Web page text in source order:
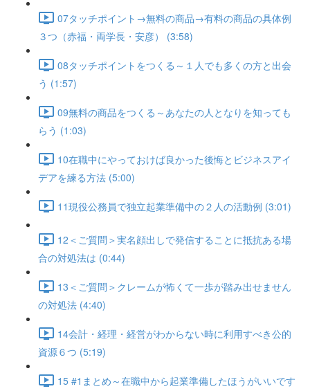
07タッチポイント→無料の商品→有料の商品の具体例
３つ（赤福・両学長・安彦） (3:58)
08タッチポイントをつくる～１人でも多くの方と出会
う (1:57)
09無料の商品をつくる～あなたの人となりを知っても
らう (1:03)
10在職中にやっておけば良かった後悔とビジネスアイ
デアを練る方法 (5:00)
11現役公務員で独立起業準備中の２人の活動例 (3:01)
12＜ご質問＞実名顔出しで発信することに抵抗ある場
合の対処法は (0:44)
13＜ご質問＞クレームが怖くて一歩が踏み出せません
の対処法 (4:40)
14会計・経理・経営がわからない時に利用すべき公的
資源６つ (5:19)
15 #1まとめ～在職中から起業準備したほうがいいです